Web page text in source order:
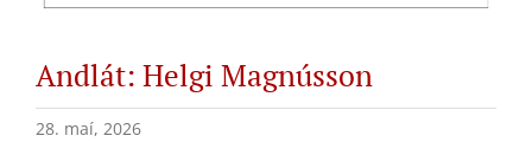
Andlát: Helgi Magnússon
28. maí, 2026